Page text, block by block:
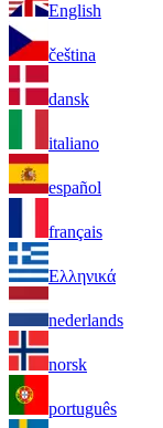
English
čeština
dansk
italiano
español
français
Ελληνικά
nederlands
norsk
português